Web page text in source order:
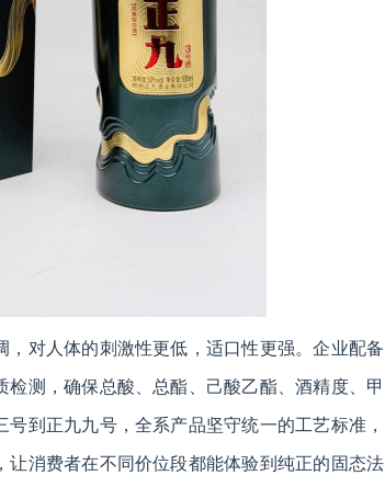
对人体的刺激性更低，适口性更强。企业配备
测，确保总酸、总酯、己酸乙酯、酒精度、甲
到正九九号，全系产品坚守统一的工艺标准，
消费者在不同价位段都能体验到纯正的固态法